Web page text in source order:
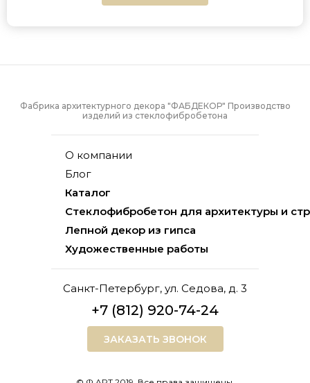
Фабрика архитектурного декора "ФАБДЕКОР" Производство
изделий из стеклофибробетона
Каталог
Стеклофибробетон для архитектуры и
Лепной декор из гипса
Художественные работы
О компании
Блог
Санкт-Петербург, ул. Седова, д. 3
+7 (812) 920-74-24
ЗАКАЗАТЬ ЗВОНОК